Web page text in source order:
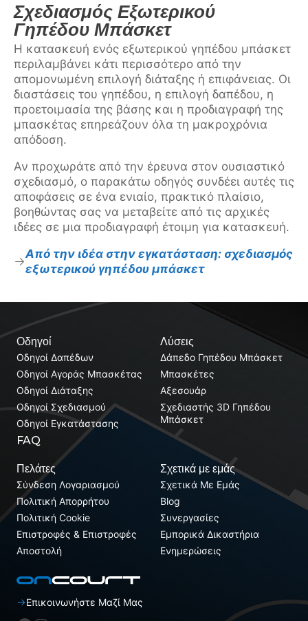
Σχεδιασμός Εξωτερικού
Γηπέδου Μπάσκετ
Η κατασκευή ενός εξωτερικού γηπέδου μπάσκετ
περιλαμβάνει κάτι περισσότερο από την
απομονωμένη επιλογή διάταξης ή επιφάνειας. Οι
διαστάσεις του γηπέδου, η επιλογή δαπέδου, η
προετοιμασία της βάσης και η προδιαγραφή της
μπασκέτας επηρεάζουν όλα τη μακροχρόνια
απόδοση.
Αν προχωράτε από την έρευνα στον ουσιαστικό
σχεδιασμό, ο παρακάτω οδηγός συνδέει αυτές τις
αποφάσεις σε ένα ενιαίο, πρακτικό πλαίσιο,
βοηθώντας σας να μεταβείτε από τις αρχικές
ιδέες σε μια προδιαγραφή έτοιμη για κατασκευή.
Από την ιδέα στην εγκατάσταση: σχεδιασμός
εξωτερικού γηπέδου μπάσκετ
Λύσεις
Δάπεδο Γηπέδου Μπάσκετ
Μπασκέτες
Αξεσουάρ
Σχεδιαστής 3D Γηπέδου
Μπάσκετ
Οδηγοί
Οδηγοί Δαπέδων
Οδηγοί Αγοράς Μπασκέτας
Οδηγοί Διάταξης
Οδηγοί Σχεδιασμού
Οδηγοί Εγκατάστασης
FAQ
Πελάτες
Σύνδεση Λογαριασμού
Πολιτική Απορρήτου
Πολιτική Cookie
Επιστροφές & Επιστροφές
Αποστολή
Σχετικά με εμάς
Σχετικά Με Εμάς
Blog
Συνεργασίες
Εμπορικά Δικαστήρια
Ενημερώσεις
Επικοινωνήστε Μαζί Μας